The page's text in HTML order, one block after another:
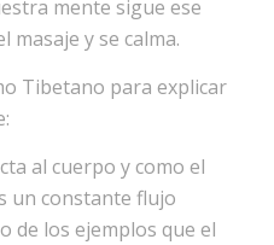
mente sigue ese
masaje y se calma.
Tibetano para explicar
al cuerpo y como el
un constante flujo
de los ejemplos que el